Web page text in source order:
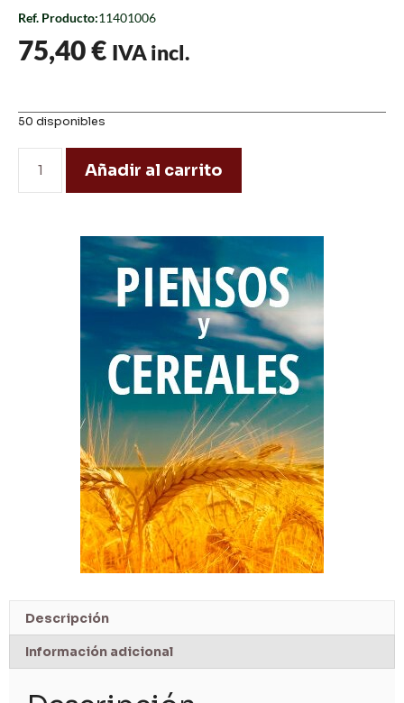
Ref. Producto:11401006
75,40€ IVA incl.
50 disponibles
Añadir al carrito
Descripción
Información adicional